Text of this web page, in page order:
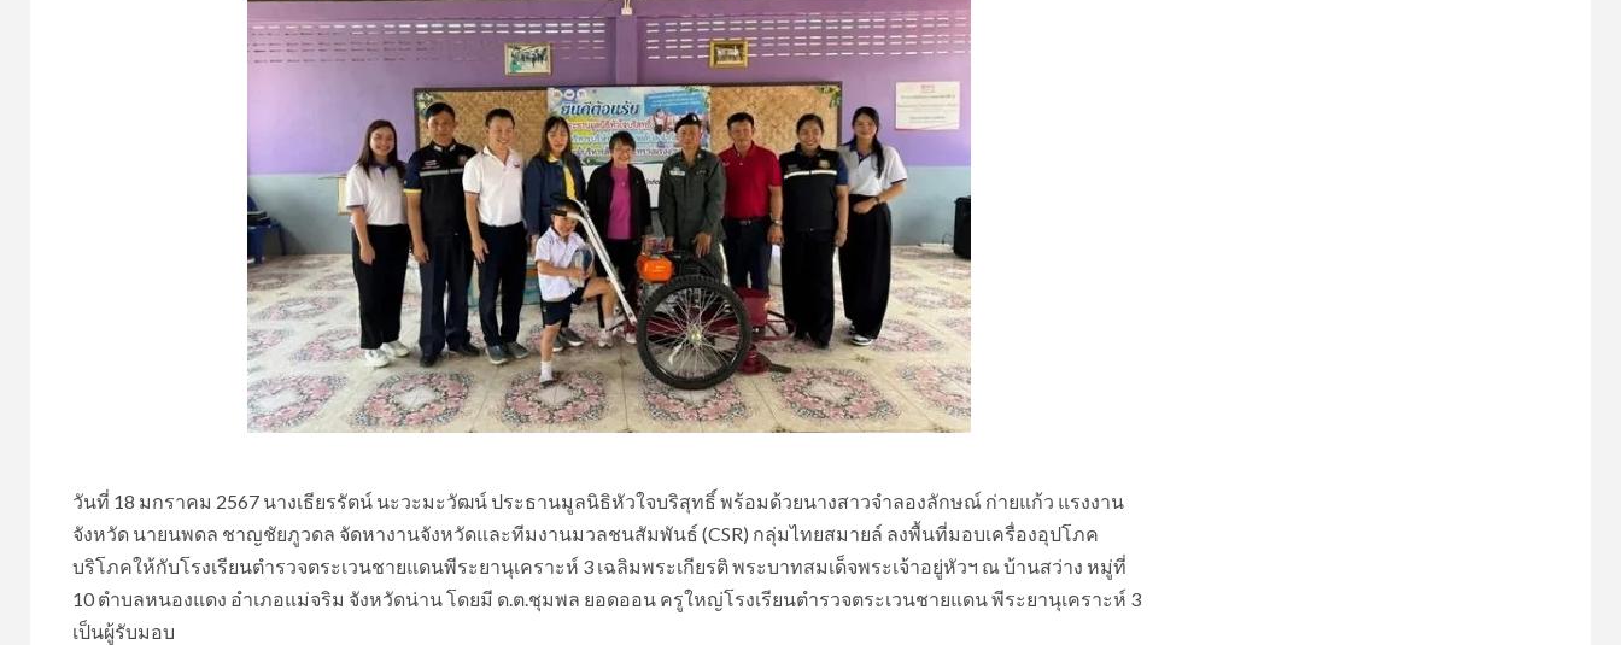
วันที่ 18 มกราคม 2567 นางเธียรรัตน์ นะวะมะวัฒน์ ประธานมูลนิธิหัวใจบริสุทธิ์ พร้อมด้วยนางสาวจำลองลักษณ์ ก่ายแก้ว แรงงาน
จังหวัด นายนพดล ชาญชัยภูวดล จัดหางานจังหวัดและทีมงานมวลชนสัมพันธ์ (CSR) กลุ่มไทยสมายล์ ลงพื้นที่มอบเครื่องอุปโภค
บริโภคให้กับโรงเรียนตำรวจตระเวนชายแดนพีระยานุเคราะห์ 3 เฉลิมพระเกียรติ พระบาทสมเด็จพระเจ้าอยู่หัวฯ ณ บ้านสว่าง หมู่ที่
10 ตำบลหนองแดง อำเภอแม่จริม จังหวัดน่าน โดยมี ด.ต.ชุมพล ยอดออน ครูใหญ่โรงเรียนตำรวจตระเวนชายแดน พีระยานุเคราะห์ 3
เป็นผู้รับมอบ